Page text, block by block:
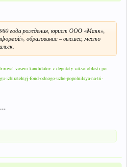
года рождения, юрист ООО «Маяк»,
образование – высшее, место
vosem-kandidatov-v-deputaty-zakso-oblasti-po-
izbiratelnyj-fond-odnogo-uzhe-popolnilsya-na-tri-